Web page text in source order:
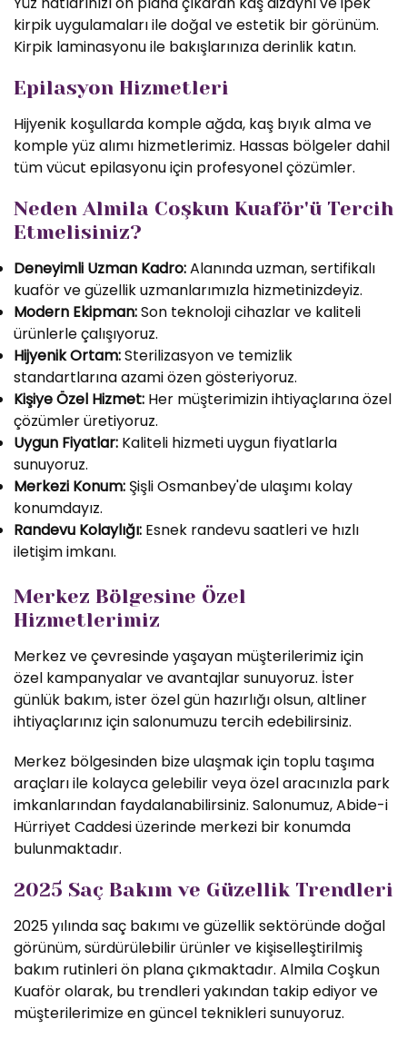
kirpik uygulamaları ile doğal ve estetik bir görünüm.
Kirpik laminasyonu ile bakışlarınıza derinlik katın.
Epilasyon Hizmetleri
Hijyenik koşullarda komple ağda, kaş bıyık alma ve
komple yüz alımı hizmetlerimiz. Hassas bölgeler dahil
tüm vücut epilasyonu için profesyonel çözümler.
Neden Almila Coşkun Kuaför'ü Tercih
Etmelisiniz?
Deneyimli Uzman Kadro:Alanında uzman, sertifikalı
kuaför ve güzellik uzmanlarımızla hizmetinizdeyiz.
Modern Ekipman:Son teknoloji cihazlar ve kaliteli
ürünlerle çalışıyoruz.
Hijyenik Ortam:Sterilizasyon ve temizlik
standartlarına azami özen gösteriyoruz.
Kişiye Özel Hizmet: Her müşterimizin ihtiyaçlarına özel
çözümler üretiyoruz.
Uygun Fiyatlar: Kaliteli hizmeti uygun fiyatlarla
sunuyoruz.
Merkezi Konum: Şişli Osmanbey'de ulaşımı kolay
konumdayız.
Randevu Kolaylığı: Esnek randevu saatleri ve hızlı
iletişim imkanı.
Merkez Bölgesine Özel
Hizmetlerimiz
Merkez ve çevresinde yaşayan müşterilerimiz için
özel kampanyalar ve avantajlar sunuyoruz. İster
günlük bakım, ister özel gün hazırlığı olsun, altliner
ihtiyaçlarınız için salonumuzu tercih edebilirsiniz.
Merkez bölgesinden bize ulaşmak için toplu taşıma
araçları ile kolayca gelebilir veya özel aracınızla park
imkanlarından faydalanabilirsiniz. Salonumuz, Abide-i
Hürriyet Caddesi üzerinde merkezi bir konumda
bulunmaktadır.
2025 Saç Bakım ve Güzellik Trendleri
2025 yılında saç bakımı ve güzellik sektöründe doğal
görünüm, sürdürülebilir ürünler ve kişiselleştirilmiş
bakım rutinleri ön plana çıkmaktadır. Almila Coşkun
Kuaför olarak, bu trendleri yakından takip ediyor ve
müşterilerimize en güncel teknikleri sunuyoruz.